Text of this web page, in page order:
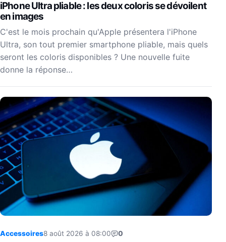
iPhone Ultra pliable : les deux coloris se dévoilent
en images
C'est le mois prochain qu'Apple présentera l'iPhone
Ultra, son tout premier smartphone pliable, mais quels
seront les coloris disponibles ? Une nouvelle fuite
donne la réponse…
Accessoires8 août 2026 à 08:00 0